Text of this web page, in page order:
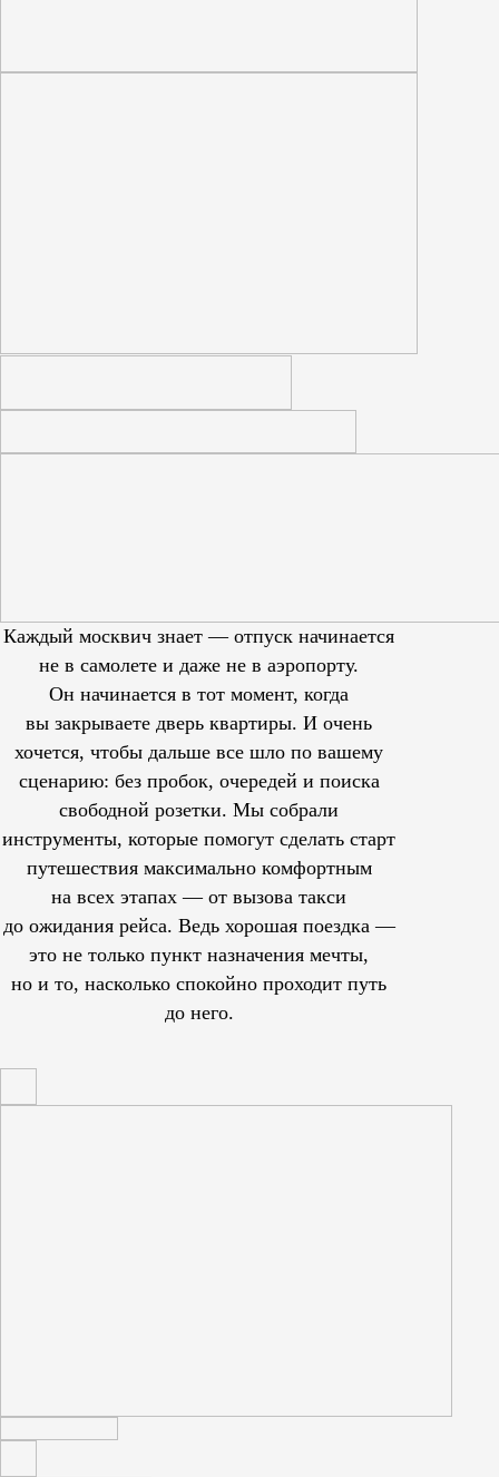
Каждый москвич знает — отпуск начинается
не в самолете и даже не в аэропорту.
Он начинается в тот момент, когда
вы закрываете дверь квартиры. И очень
хочется, чтобы дальше все шло по вашему
сценарию: без пробок, очередей и поиска
свободной розетки. Мы собрали
инструменты, которые помогут сделать старт
путешествия максимально комфортным
на всех этапах — от вызова такси
до ожидания рейса. Ведь хорошая поездка —
это не только пункт назначения мечты,
но и то, насколько спокойно проходит путь
до него.